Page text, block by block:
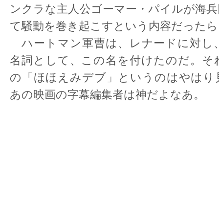
ンクラな主人公ゴーマー・パイルが海
て騒動を巻き起こすという内容だった
ハートマン軍曹は、レナードに対し
名詞として、この名を付けたのだ。そ
の「ほほえみデブ」というのはやはり
あの映画の字幕編集者は神だよなあ。